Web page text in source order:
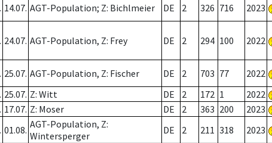
14.07. AGT-Population; Z: Bichlmeier DE 2 326 716 2023
24.07. AGT-Population, Z: Frey DE 2 294 100 2022
25.07. AGT-Population, Z: Fischer DE 2 703 77 2022
25.07. Z: Witt DE 2 172 1 2022
17.07. Z: Moser DE 2 363 200 2023
01.08. AGT-Population, Z:
Wintersperger
DE 2 211 318 2023